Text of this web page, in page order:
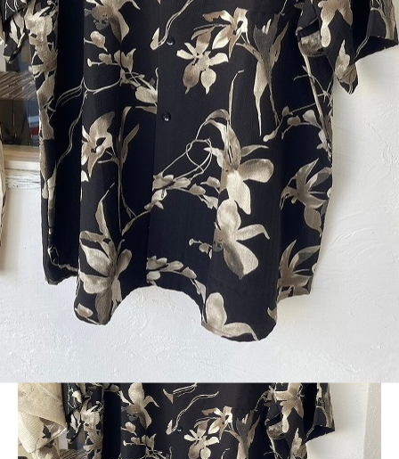
BLOG
LINE_ALBUM_2024SS-CST_240705_13